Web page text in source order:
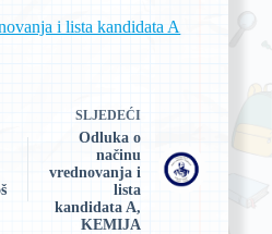
i lista kandidata A
SLJEDEĆI
Odluka o
načinu
vrednovanja i
lista
kandidata A,
KEMIJA